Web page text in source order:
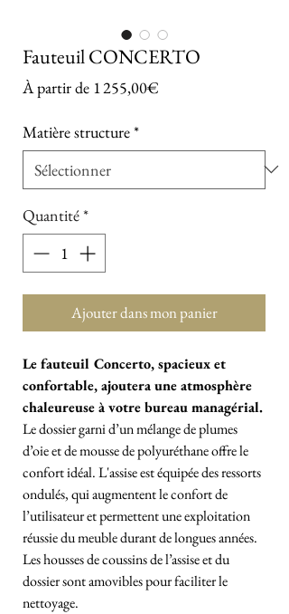
Fauteuil CONCERTO
À partir de 1 255,00€
Matière structure*
Quantité*
Ajouter dans mon panier
Le fauteuil Concerto, spacieux et
confortable, ajoutera une atmosphère
chaleureuse à votre bureau managérial.
Le dossier garni d’un mélange de plumes
d’oie et de mousse de polyuréthane offre le
confort idéal.L'assise est équipée des ressorts
ondulés, qui augmentent le confort de
l’utilisateur et permettent une exploitation
réussie du meuble durant de longues années.
Les housses de coussins de l’assise et du
dossier sont amovibles pour faciliter le
nettoyage.